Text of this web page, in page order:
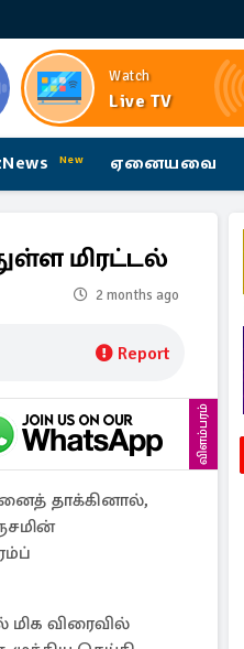
Watch
Live TV
New ஏனையவை
மிரட்டல்
2 months ago
Report
விளம்பரம்
தாக்கினால்,
விரைவில்